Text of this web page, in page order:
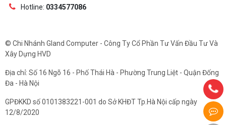
Hotline: 0334577086
© Chi Nhánh Gland Computer - Công Ty Cổ Phần Tư Vấn Đầu Tư Và
Xây Dựng HVD
Địa chỉ: Số 16 Ngõ 16 - Phố Thái Hà - Phường Trung Liệt - Quận Đống
Đa - Hà Nội
GPĐKKD số 0101383221-001 do Sở KHĐT Tp.Hà Nội cấp ngày
12/8/2020